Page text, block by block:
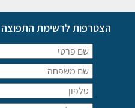
הצטרפות לרשימת התפוצה